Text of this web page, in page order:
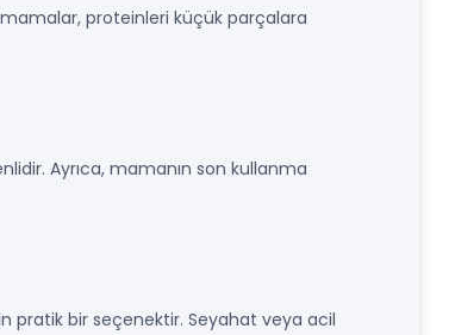
proteinleri küçük parçalara
Ayrıca, mamanın son kullanma
pratik bir seçenektir. Seyahat veya acil